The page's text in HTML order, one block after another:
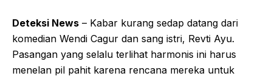
Deteksi News – Kabar kurang sedap datang dari
komedian Wendi Cagur dan sang istri, Revti Ayu.
Pasangan yang selalu terlihat harmonis ini harus
menelan pil pahit karena rencana mereka untuk